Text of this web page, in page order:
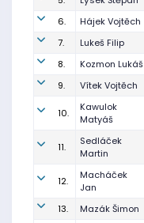
6.
Hájek Vojtěch
7.
Lukeš Filip
8.
Kozmon Lukáš
9.
Vítek Vojtěch
10.
Kawulok
Matyáš
11.
Sedláček
Martin
12.
Macháček
Jan
13. Mazák Šimon